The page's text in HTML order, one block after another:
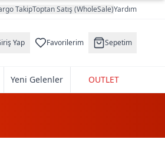
TakipToptan Satış (WholeSale)Yardım
Yap Favorilerim Sepetim
Yeni Gelenler OUTLET